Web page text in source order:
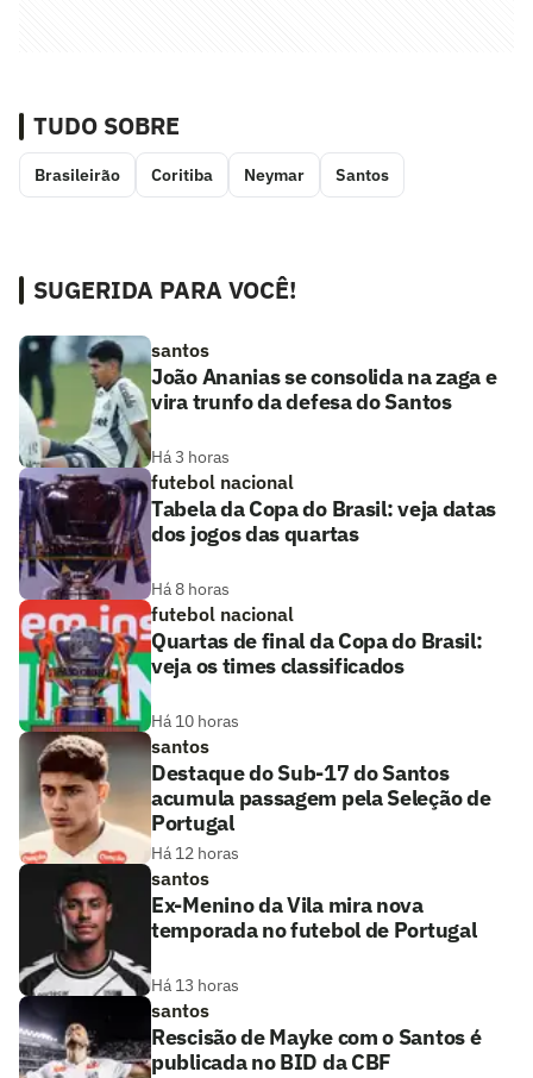
TUDO SOBRE
Brasileirão Coritiba Neymar Santos
SUGERIDA PARA VOCÊ!
santos
João Ananias se consolida na zaga e
vira trunfo da defesa do Santos
Há 3 horas
futebol nacional
Tabela da Copa do Brasil: veja datas
dos jogos das quartas
Há 8 horas
futebol nacional
Quartas de final da Copa do Brasil:
veja os times classificados
Há 10 horas
santos
Destaque do Sub-17 do Santos
acumula passagem pela Seleção de
Portugal
Há 12 horas
santos
Ex-Menino da Vila mira nova
temporada no futebol de Portugal
Há 13 horas
santos
Rescisão de Mayke com o Santos é
publicada no BID da CBF